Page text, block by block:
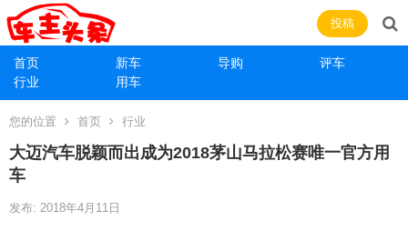
首页 新车 导购
评车
行业
用车
投稿
您的位置 首页 行业
大迈汽车脱颖而出成为2018茅山马拉松赛唯一官方用
车
发布: 2018年4月11日